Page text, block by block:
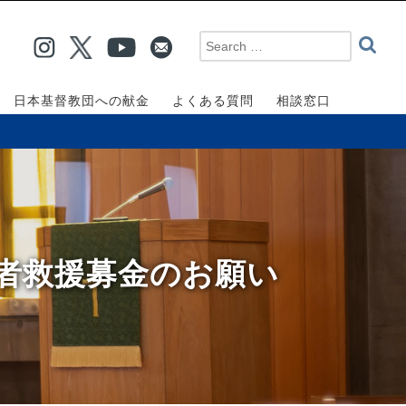
日本基督教団への献金 よくある質問 相談窓口
救援募金のお願い